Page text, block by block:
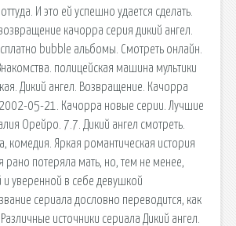
И это ей успешно удается сделать.
возвращение качорра серия дикий ангел.
bubble альбомы. Смотреть онлайн.
полицейская машина мультики
Дикий ангел. Возвращение. Качорра
2002-05-21. Качорра новые серии. Лучшие
Орейро. 7.7. Дикий ангел смотреть.
комедия. Яркая романтическая история
рано потеряла мать, но, тем не менее,
уверенной в себе девушкой
сериала дословно переводится, как
источники сериала Дикий ангел.